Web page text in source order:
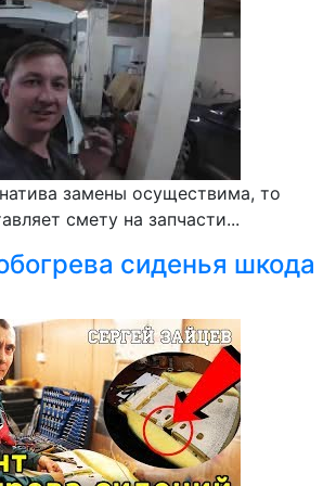
замены осуществима, то
смету на запчасти...
сиденья шкода